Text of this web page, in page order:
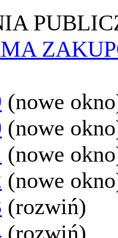
(nowe
(nowe
(nowe
(nowe
(rozwiń)
(rozwiń)